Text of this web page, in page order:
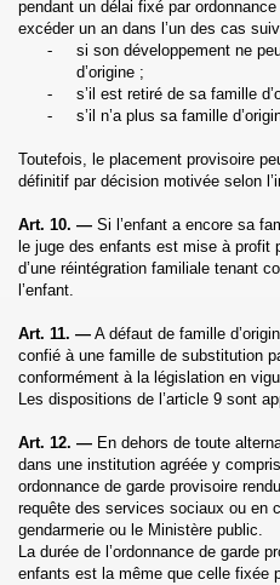
pendant un délai fixé par
excéder un an dans l’un des cas
-
si son développement ne
d’origine ;
-
s’il est retiré de sa famille
-
s’il n’a plus sa famille
Toutefois, le placement provisoire
définitif par décision motivée selon
Art. 10. — Si l’enfant a encore sa
le juge des enfants est mise à
d’une réintégration familiale tenant
l’enfant.
Art. 11. — A défaut de famille
confié à une famille de substitution
conformément à la législation en
Les dispositions de l’article 9 sont
Art. 12. — En dehors de toute
dans une institution agréée y
ordonnance de garde provisoire
requête des services sociaux ou en
gendarmerie ou le Ministère public.
La durée de l’ordonnance de garde
enfants est la même que celle fixée